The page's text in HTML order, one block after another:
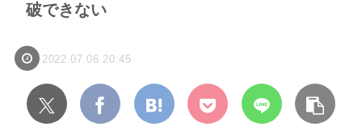
破できない
2022.07.06 20:45